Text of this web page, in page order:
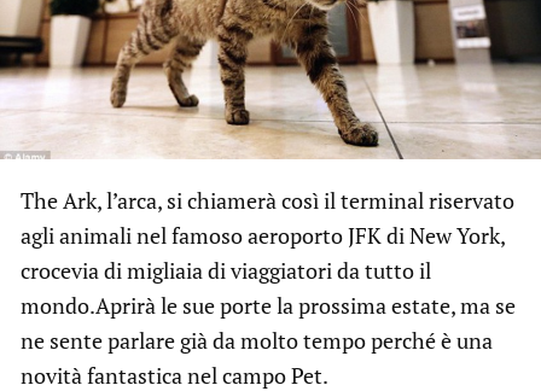
The Ark, l’arca, si chiamerà così il terminal riservato
agli animali nel famoso aeroporto JFK di New York,
crocevia di migliaia di viaggiatori da tutto il
mondo.Aprirà le sue porte la prossima estate, ma se
ne sente parlare già da molto tempo perché è una
novità fantastica nel campo Pet.